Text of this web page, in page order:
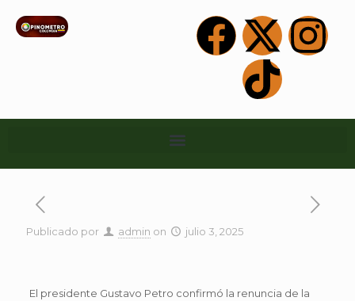
Publicado por admin on julio 3, 2025
El presidente Gustavo Petro confirmó la renuncia de la